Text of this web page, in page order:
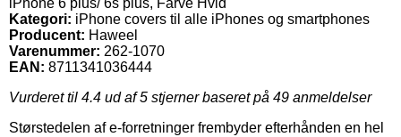
Kategori: iPhone covers til alle iPhones og smartphones
Producent: Haweel
Varenummer: 262-1070
EAN: 8711341036444
Vurderet til 4.4 ud af 5 stjerner baseret på 49 anmeldelser
Størstedelen af e-forretninger frembyder efterhånden en hel